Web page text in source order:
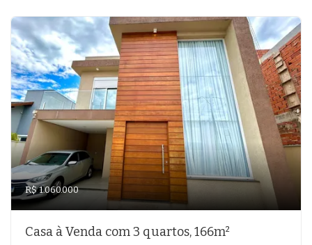
R$ 1.060.000
Casa à Venda com 3 quartos, 166m²